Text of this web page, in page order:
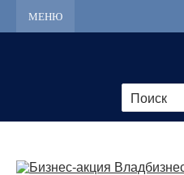
МЕНЮ